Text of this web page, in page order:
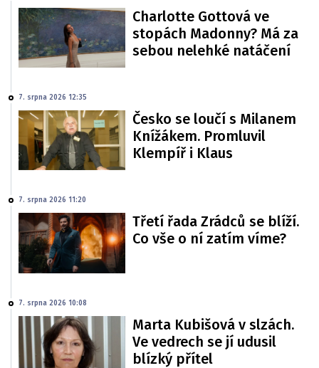
Charlotte Gottová ve
stopách Madonny? Má za
sebou nelehké natáčení
7. srpna 2026 12:35
Česko se loučí s Milanem
Knížákem. Promluvil
Klempíř i Klaus
7. srpna 2026 11:20
Třetí řada Zrádců se blíží.
Co vše o ní zatím víme?
7. srpna 2026 10:08
Marta Kubišová v slzách.
Ve vedrech se jí udusil
blízký přítel